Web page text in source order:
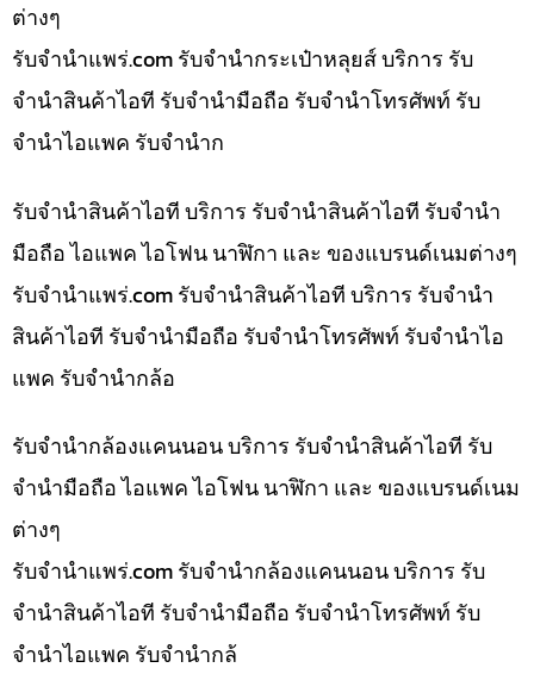
ต่างๆ
รับจํานําแพร่.com รับจำนำกระเป๋าหลุยส์ บริการ รับ
จำนำสินค้าไอที รับจำนำมือถือ รับจำนำโทรศัพท์ รับ
จำนำไอแพค รับจำนำก
รับจำนำสินค้าไอที บริการ รับจำนำสินค้าไอที รับจำนำ
มือถือ ไอแพค ไอโฟน นาฬิกา และ ของแบรนด์เนมต่างๆ
รับจํานําแพร่.com รับจำนำสินค้าไอที บริการ รับจำนำ
สินค้าไอที รับจำนำมือถือ รับจำนำโทรศัพท์ รับจำนำไอ
แพค รับจำนำกล้อ
รับจำนำกล้องแคนนอน บริการ รับจำนำสินค้าไอที รับ
จำนำมือถือ ไอแพค ไอโฟน นาฬิกา และ ของแบรนด์เนม
ต่างๆ
รับจํานําแพร่.com รับจำนำกล้องแคนนอน บริการ รับ
จำนำสินค้าไอที รับจำนำมือถือ รับจำนำโทรศัพท์ รับ
จำนำไอแพค รับจำนำกล้